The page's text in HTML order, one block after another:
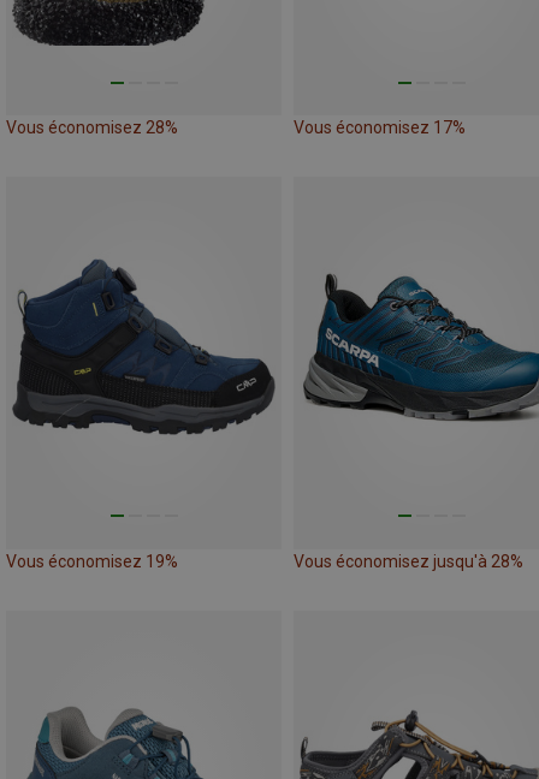
Vous économisez 28% Vous économisez 17%
Vous économisez 19% Vous économisez jusqu'à 28%